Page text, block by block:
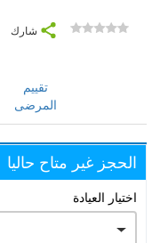
شارك
تقييم
المرضى
الحجز غير متاح حاليا
اختيار العيادة